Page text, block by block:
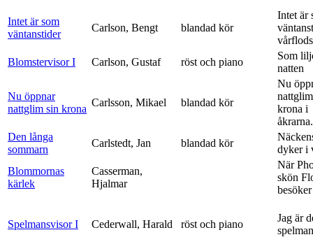
Intet är som
väntanstider
Carlson, Bengt blandad kör
Intet är
Blomstervisor I
Carlson, Gustaf röst och piano
Som
natten
Nu öppnar
nattglim sin krona
Carlsson, Mikael blandad kör
Nu
krona i
Den långa
sommarn
Carlstedt, Jan blandad kör
dyker i
Blommornas
kärlek
Casserman,
Hjalmar
När
skön
besöker
Spelmansvisor I Cederwall, Harald röst och piano
Jag är
spelman